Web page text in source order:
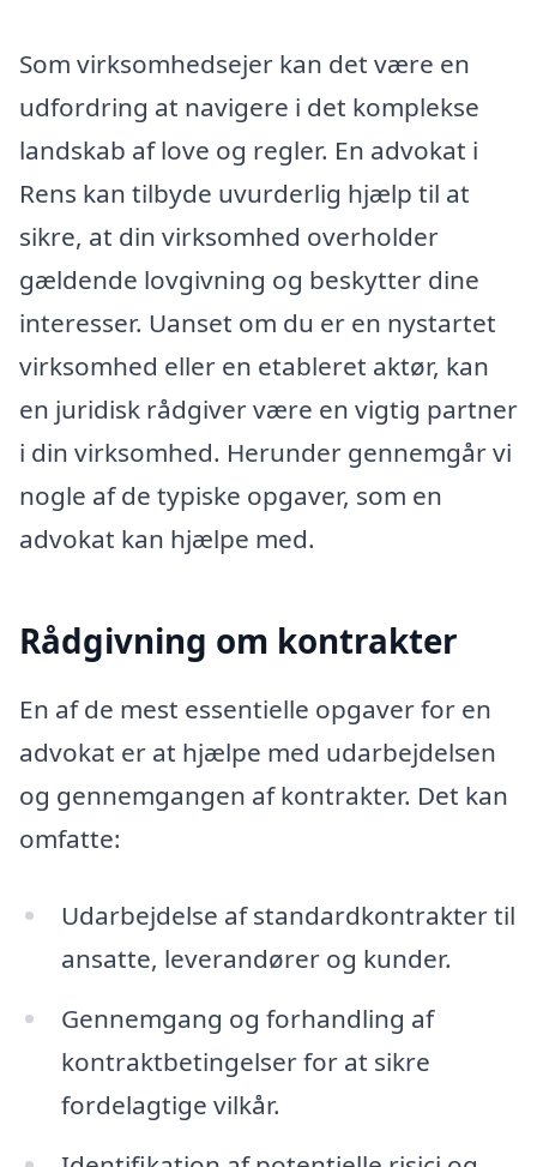
Som virksomhedsejer kan det være en
udfordring at navigere i det komplekse
landskab af love og regler. En advokat i
Rens kan tilbyde uvurderlig hjælp til at
sikre, at din virksomhed overholder
gældende lovgivning og beskytter dine
interesser. Uanset om du er en nystartet
virksomhed eller en etableret aktør, kan
en juridisk rådgiver være en vigtig partner
i din virksomhed. Herunder gennemgår vi
nogle af de typiske opgaver, som en
advokat kan hjælpe med.
Rådgivning om kontrakter
En af de mest essentielle opgaver for en
advokat er at hjælpe med udarbejdelsen
og gennemgangen af kontrakter. Det kan
omfatte:
Udarbejdelse af standardkontrakter til
ansatte, leverandører og kunder.
Gennemgang og forhandling af
kontraktbetingelser for at sikre
fordelagtige vilkår.